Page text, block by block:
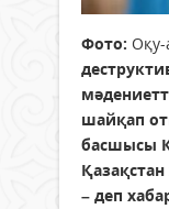
Фото: Оқу-
шайқап
басшысы
– деп